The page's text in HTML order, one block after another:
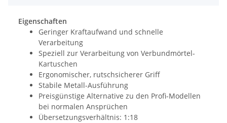
Eigenschaften
Geringer Kraftaufwand und schnelle
Verarbeitung
Speziell zur Verarbeitung von Verbundmörtel-
Kartuschen
Ergonomischer, rutschsicherer Griff
Stabile Metall-Ausführung
Preisgünstige Alternative zu den Profi-Modellen
bei normalen Ansprüchen
Übersetzungsverhältnis: 1:18